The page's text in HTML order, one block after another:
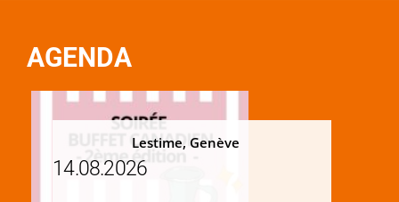
AGENDA
Lestime, Genève
14.08.2026